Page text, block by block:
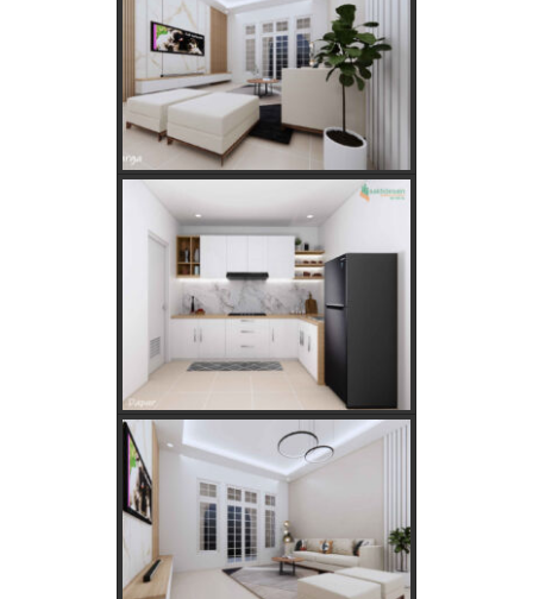
Keajaiban Lukisan Panen Padi dalam Feng Shui
Mimpi Tikus Masuk Rumah: Apa Makna Sebenarnya?
Fungsi dan Ukuran MCB dalam Sistem Kelistrikan
Apakah Feng Shui Buruk Jika Memiliki Tanaman Hias
Golongan Tarif Listrik PLN dan Cara Mengecek Daya
Listrik di Rumah
Kebutuhan Listrik anda Besar perlu Daya Listrik
PLN 3 Phase!
Kebutuhan Listrik yang Tepat untuk Rumah Tangga,
Kantor, dan Industri